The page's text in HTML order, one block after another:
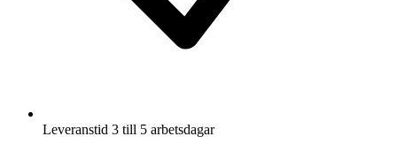
Leveranstid 3 till 5 arbetsdagar